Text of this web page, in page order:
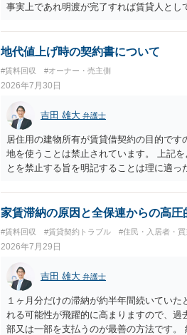
事実上であれ明渡が完了すれば賃貸人と
が良いと思います。またその方法で進め
済的負担を最小限に食い止められるため望
地代値上げ時の契約書について
#賃料回収 #オーナー・売主側
2026年7月30日
吉田 雄大 弁護士
居住用の建物所有が賃貸借契約の目的で
地を使うことは禁止されています。 上記
とを禁止する旨を明記することは理に適
家賃滞納の原因と全保連からの高圧
#賃料回収 #賃貸契約トラブル #住民・入居者・買
2026年7月29日
吉田 雄大 弁護士
１ヶ月分だけの滞納が約半年間続いてい
れる可能性が飛躍的に高まりますので、
部又は一部を支払うのが最善の方法です